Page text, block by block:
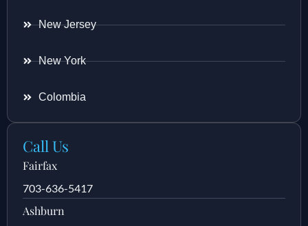
New Jersey
New York
Colombia
Call Us
Fairfax
703-636-5417
Ashburn